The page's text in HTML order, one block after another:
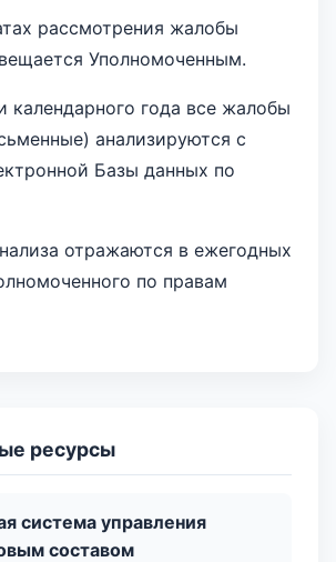
рассмотрения жалобы
Уполномоченным.
календарного года все жалобы
анализируются с
Базы данных по
отражаются в ежегодных
по правам
ресурсы
система управления
составом